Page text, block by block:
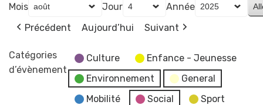
Mois Jour
Année
Précédent
Aujourd’hui Suivant
Catégories
d’évènement
Culture
Enfance - Jeunesse
Environnement
General
Mobilité
Social
Sport